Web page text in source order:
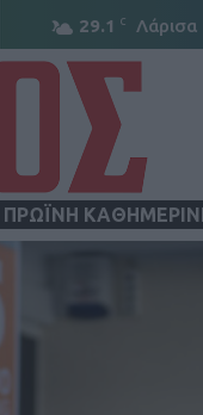
29.1 C Λάρισα